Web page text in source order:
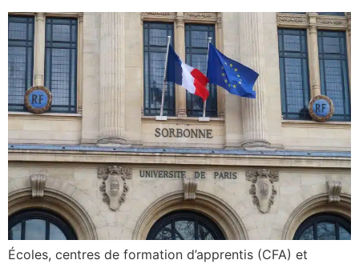
Écoles, centres de formation d’apprentis (CFA) et